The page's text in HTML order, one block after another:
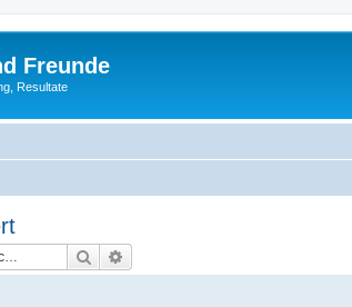
Freunde
Resultate
Search